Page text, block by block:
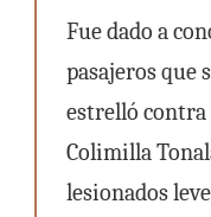
Fue dado a
pasajeros que
estrelló contra
Colimilla
lesionados